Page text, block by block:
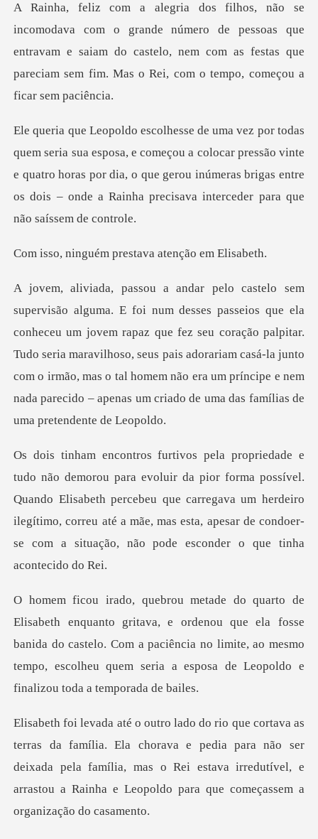
número de pessoas que
entravam e saiam do castelo, nem com as festas qu
meçou a colocar pressão vinte
e quatro horas por dia, o que gerou inúmeras brigas e
m prestava atenç
vem rapaz que fez seu coração palpitar.
Tudo seria maravilhoso, seus pais adorariam casá-la junto
com o irmão, mas o t
ma possível.
Quando Elisabeth percebeu que carregava um herdeiro
ilegítimo, correu até a mãe,
denou que ela fosse
banida do castelo. Com a paciência no limite, ao mesmo
tempo,
la chorava e pedia para não ser
deixada pela família, mas o Rei estava irredutív